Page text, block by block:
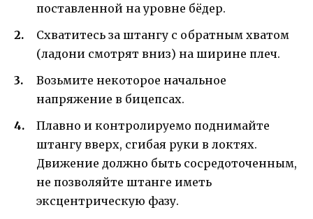
поставленной на уровне бёдер.
Схватитесь за штангу с обратным хватом
(ладони смотрят вниз) на ширине плеч.
Возьмите некоторое начальное
напряжение в бицепсах.
Плавно и контролируемо поднимайте
штангу вверх, сгибая руки в локтях.
Движение должно быть сосредоточенным,
не позволяйте штанге иметь
эксцентрическую фазу.